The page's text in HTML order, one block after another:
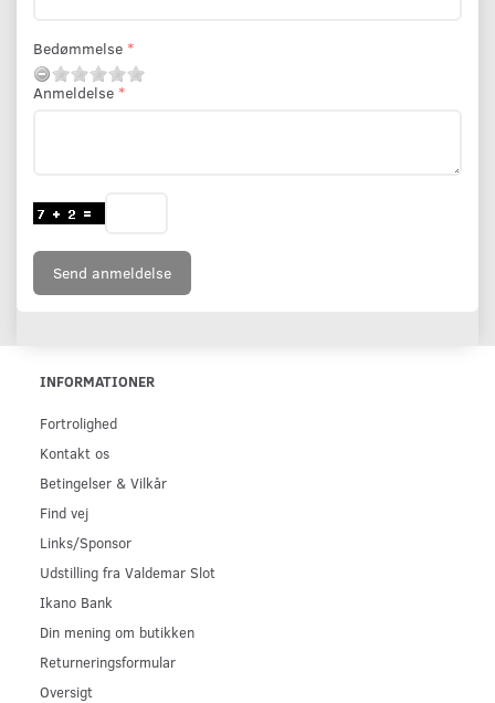
Bedømmelse
Anmeldelse
Send anmeldelse
INFORMATIONER
Fortrolighed
Kontakt os
Betingelser & Vilkår
Find vej
Links/Sponsor
Udstilling fra Valdemar Slot
Ikano Bank
Din mening om butikken
Returneringsformular
Oversigt